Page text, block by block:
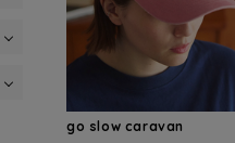
go slow caravan